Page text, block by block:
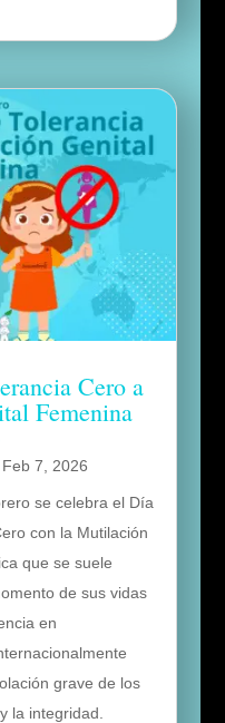
Cero a
Femenina
Feb 7, 2026
se celebra el Día
con la Mutilación
que se suele
de sus vidas
en
grave de los
la integridad.